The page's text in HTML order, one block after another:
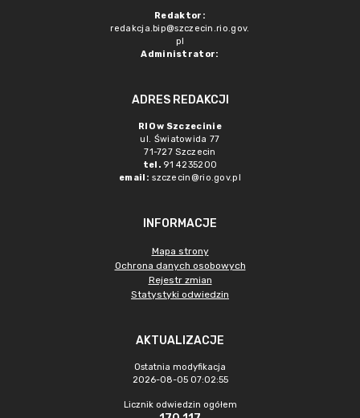
Redaktor:
redakcja.bip@szczecin.rio.gov.
pl
Administrator:
ADRES REDAKCJI
RIO w Szczecinie
ul. Światowida 77
71-727 Szczecin
tel. 91 4235200
email: szczecin@rio.gov.pl
INFORMACJE
Mapa strony
Ochrona danych osobowych
Rejestr zmian
Statystyki odwiedzin
AKTUALIZACJE
Ostatnia modyfikacja
2026-08-05 07:02:55
Licznik odwiedzin ogółem